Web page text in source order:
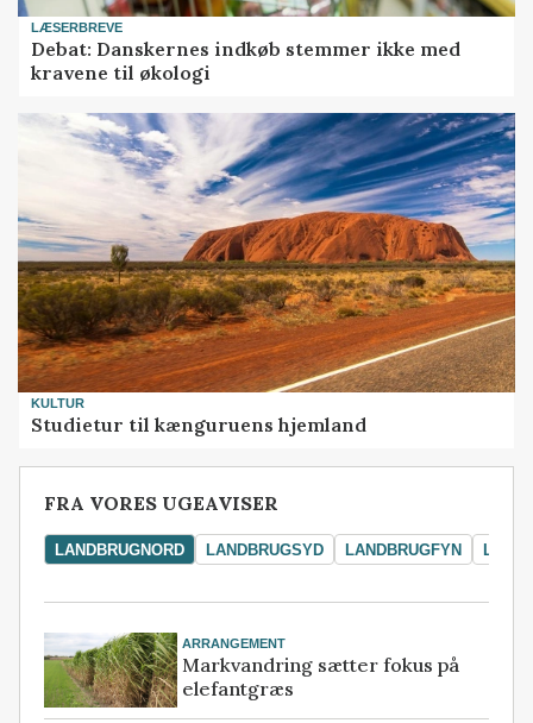
LÆSERBREVE
Debat: Danskernes indkøb stemmer ikke med
kravene til økologi
KULTUR
Studietur til kænguruens hjemland
FRA VORES UGEAVISER
LANDBRUGNORD LANDBRUGSYD LANDBRUGFYN
ARRANGEMENT
Markvandring sætter fokus på
elefantgræs